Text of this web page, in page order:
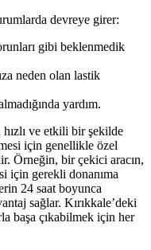
devreye girer:
gibi beklenmedik
neden olan lastik
yardım.
ve etkili bir şekilde
için genellikle özel
Örneğin, bir çekici aracın,
için gerekli donanıma
24 saat boyunca
sağlar. Kırıkkale’deki
başa çıkabilmek için her